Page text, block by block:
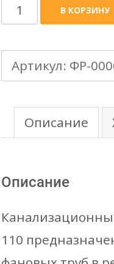
Количество
товара
KROVENT
вентиляционный
Pipe
VT
(нов.)
В КОРЗИНУ
Артикул: ФР-
Описание
Описание
110